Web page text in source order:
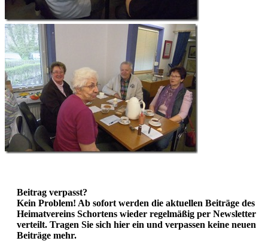
Beitrag verpasst?
Kein Problem! Ab sofort werden die aktuellen Beiträge des
Heimatvereins Schortens wieder regelmäßig per Newsletter
verteilt. Tragen Sie sich hier ein und verpassen keine neuen
Beiträge mehr.